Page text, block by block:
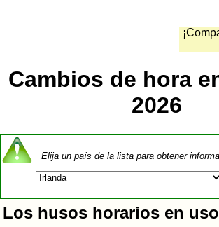
Cambios de hora
2026
Elija un país de la lista para obtener
Los husos horarios en